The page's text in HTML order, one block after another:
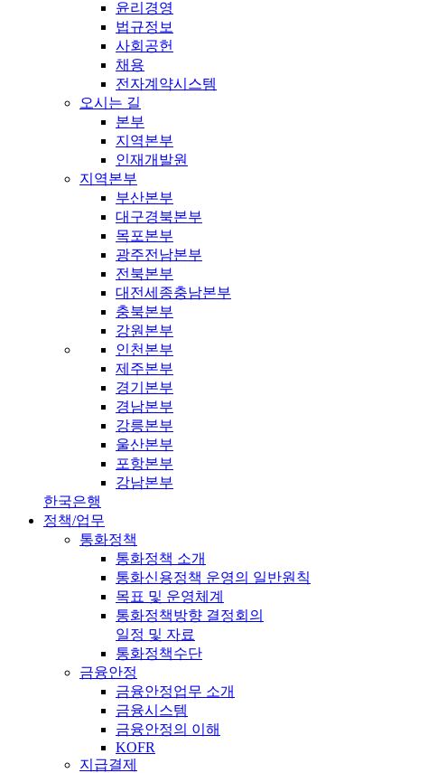
윤리경영
법규정보
사회공헌
채용
전자계약시스템
오시는 길
본부
지역본부
인재개발원
지역본부
부산본부
대구경북본부
목포본부
광주전남본부
전북본부
대전세종충남본부
충북본부
강원본부
인천본부
제주본부
경기본부
경남본부
강릉본부
울산본부
포항본부
강남본부
한국은행
정책/업무
통화정책
통화정책 소개
통화신용정책 운영의 일반원칙
목표 및 운영체계
통화정책방향 결정회의
일정 및 자료
통화정책수단
금융안정
금융안정업무 소개
금융시스템
금융안정의 이해
KOFR
지급결제